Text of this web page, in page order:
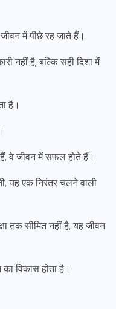
में पीछे रह जाते हैं।
नहीं है, बल्कि सही दिशा में
है।
वे जीवन में सफल होते हैं।
यह एक निरंतर चलने वाली
तक सीमित नहीं है, यह जीवन
विकास होता है।